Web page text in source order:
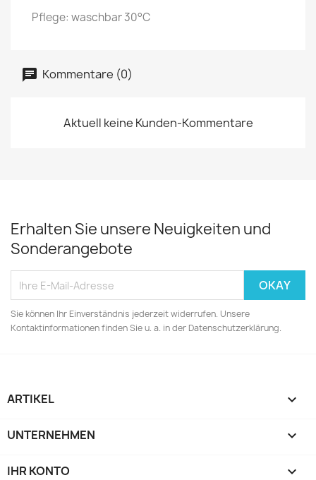
Pflege: waschbar 30°C
Kommentare (0)
Aktuell keine Kunden-Kommentare
Erhalten Sie unsere Neuigkeiten und
Sonderangebote
Sie können Ihr Einverständnis jederzeit widerrufen. Unsere
Kontaktinformationen finden Sie u. a. in der Datenschutzerklärung.
ARTIKEL 
UNTERNEHMEN 
IHR KONTO 